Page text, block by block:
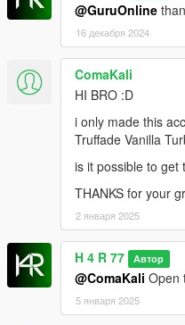
@GuruOnline
16 декабря 2024
ComaKali
HI BRO :D
i only made this
Truffade Vanilla
is it possible to get
THANKS for your
2 января 2025
H 4 R 77 Автор
@ComaKali Open
5 января 2025